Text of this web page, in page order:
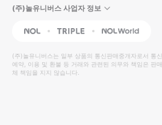
높
은
순
동
영
상
(주)놀유니버스 사업자 정보
NOL Triple Interpark Global
(주)놀유니버스는 일부 상품의 통신판매중개자로서 통
예약, 이용 및 환불 등 거래와 관련된 의무와 책임은 판
체 책임을 지지 않습니다.